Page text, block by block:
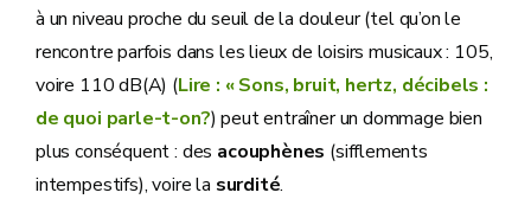
à un niveau proche du seuil de la douleur (tel qu’on le
rencontre parfois dans les lieux de loisirs musicaux : 105,
voire 110 dB(A) (Lire : « Sons, bruit, hertz, décibels :
de quoi parle-t-on?) peut entraîner un dommage bien
plus conséquent : des acouphènes (sifflements
intempestifs), voire la surdité.